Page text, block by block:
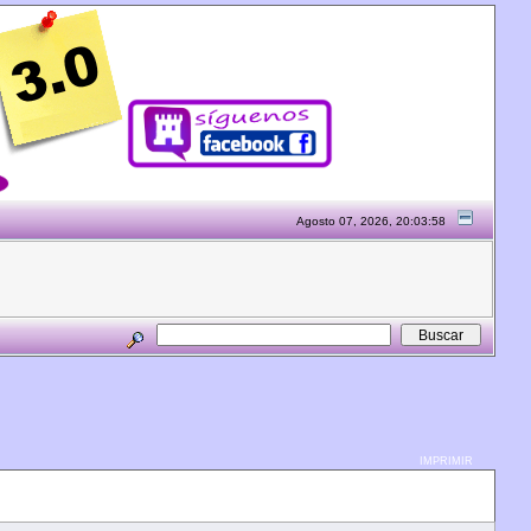
Agosto 07, 2026, 20:03:58
IMPRIMIR